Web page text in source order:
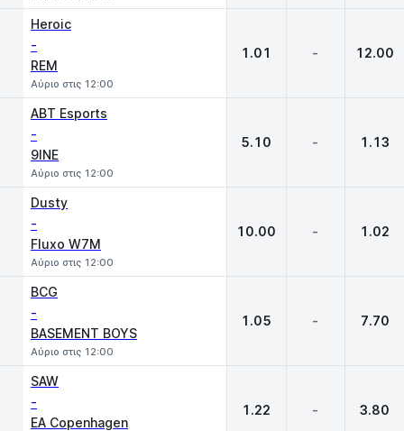
Heroic
-
REM
Αύριο στις 12:00
1.01 - 12.00
ABT Esports
-
9INE
Αύριο στις 12:00
5.10 - 1.13
Dusty
-
Fluxo W7M
Αύριο στις 12:00
10.00 - 1.02
BCG
-
BASEMENT BOYS
Αύριο στις 12:00
1.05 - 7.70
SAW
-
EA Copenhagen
1.22 - 3.80